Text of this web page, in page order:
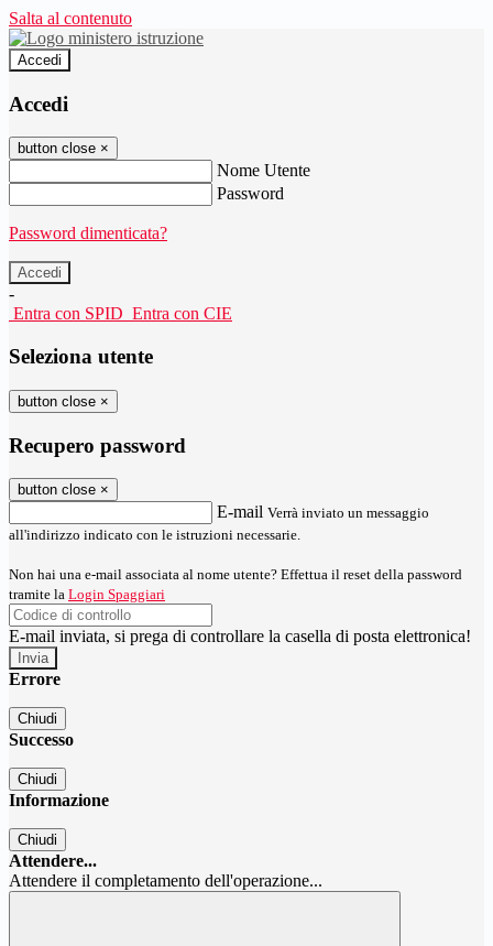
Salta al contenuto
Accedi
Accedi
button close ×
Nome Utente
Password
Password dimenticata?
-
Entra con SPID Entra con CIE
Seleziona utente
button close ×
Recupero password
button close ×
E-mail Verrà inviato un messaggio
all'indirizzo indicato con le istruzioni necessarie.
Non hai una e-mail associata al nome utente? Effettua il reset della password
tramite la Login Spaggiari
E-mail inviata, si prega di controllare la casella di posta elettronica!
Errore
Chiudi
Successo
Chiudi
Informazione
Chiudi
Attendere...
Attendere il completamento dell'operazione...